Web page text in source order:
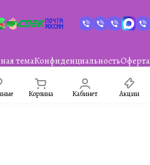
темаКонфиденциальностьОферта
Корзина Кабинет Акции